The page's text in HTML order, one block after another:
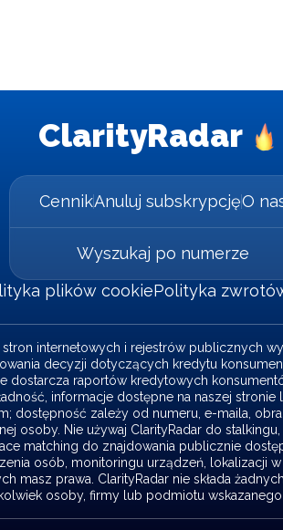
ClarityRadar
CennikAnuluj subskrypcjęO
Wyszukaj po numerze
plików cookiePolityka
internetowych i rejestrów publicznych
decyzji dotyczących kredytu
dostarcza raportów kredytowych
informacje dostępne na naszej
dostępność zależy od numeru, e-maila,
osoby. Nie używaj ClarityRadar do
matching do znajdowania publicznie
osób, monitoringu urządzeń, lokalizacji
masz prawa. ClarityRadar nie składa
osoby, firmy lub podmiotu wskazanego